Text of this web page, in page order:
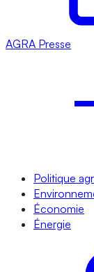
AGRA Presse
Politique
Économie
Énergie